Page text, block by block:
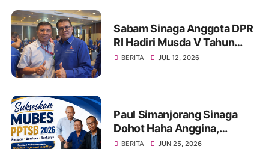
Sabam Sinaga Anggota DPR
RI Hadiri Musda V Tahun
2026 DPD Partai Demokrat
BERITA JUL 12, 2026
Paul Simanjorang Sinaga
Dohot Haha Anggina,
Singgah di Warung Makan
BERITA JUN 25, 2026